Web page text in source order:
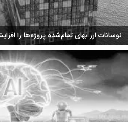
نوسانات ارز بهای تمام‌شده پروژه‌ها را